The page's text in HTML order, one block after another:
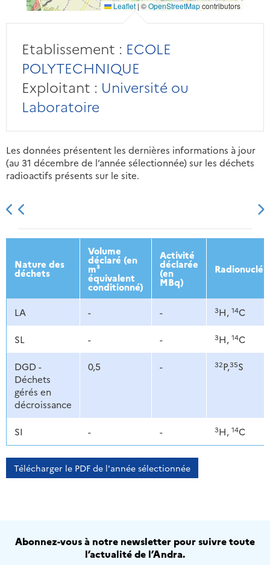
Leaflet | ©OpenStreetMapcontributors
Etablissement : ECOLE
POLYTECHNIQUE
Exploitant : Université ou
Laboratoire
Les données présentent les dernières informations à jour
(au 31 décembre de l’année sélectionnée) sur les déchets
radioactifs présents sur le site.
2013 2014 2015 2016
Nature des
déchets
Volume
déclaré (en
m³
équivalent
conditionné)
Activité
déclarée
(en
MBq)
LA - - 3H, 14C
SL - - 3H, 14C
DGD -
Déchets
gérés en
décroissance
0,5 - 32P,35S
SI - - 3H, 14C
Télécharger le PDF de l'année sélectionnée
Abonnez-vous à notre newsletter pour suivre toute
l’actualité de l’Andra.